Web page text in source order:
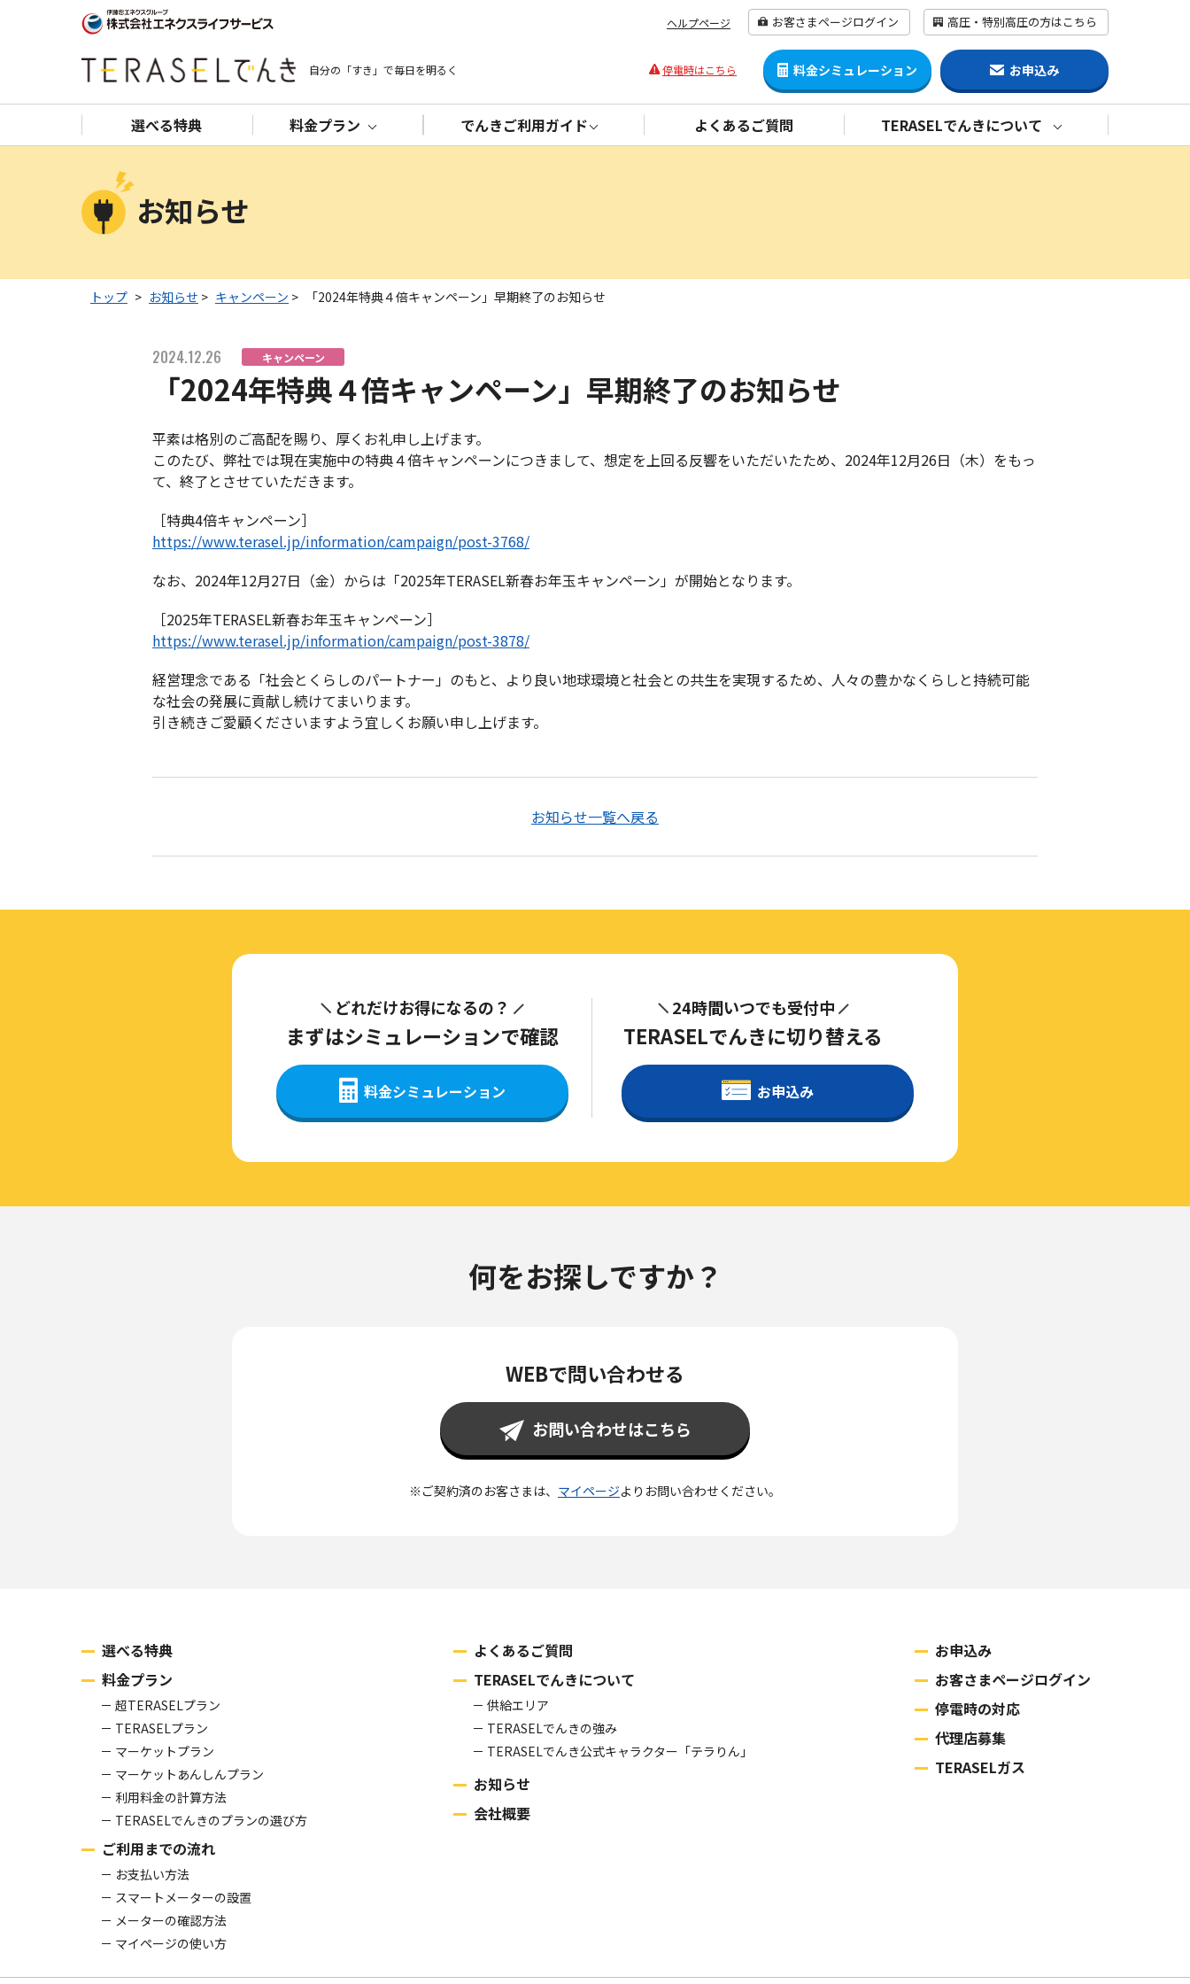
ヘルプページ お客さまページログイン 高圧・特別高圧の方はこちら
自分の「すき」で毎日を明るく 停電時はこちら 料金シミュレーション お申込み
選べる特典 料金プラン でんきご利用ガイド よくあるご質問 TERASELでんきについて
お知らせ
トップ > お知らせ > キャンペーン > 「2024年特典４倍キャンペーン」早期終了のお知らせ
2024.12.26 キャンペーン
「2024年特典４倍キャンペーン」早期終了のお知らせ
平素は格別のご高配を賜り、厚くお礼申し上げます。
このたび、弊社では現在実施中の特典４倍キャンペーンにつきまして、想定を上回る反響をいただいたため、2024年12月26日（木）をもっ
て、終了とさせていただきます。
［特典4倍キャンペーン］
https://www.terasel.jp/information/campaign/post-3768/
なお、2024年12月27日（金）からは「2025年TERASEL新春お年玉キャンペーン」が開始となります。
［2025年TERASEL新春お年玉キャンペーン］
https://www.terasel.jp/information/campaign/post-3878/
経営理念である「社会とくらしのパートナー」のもと、より良い地球環境と社会との共生を実現するため、人々の豊かなくらしと持続可能
な社会の発展に貢献し続けてまいります。
引き続きご愛顧くださいますよう宜しくお願い申し上げます。
お知らせ一覧へ戻る
どれだけお得になるの？
まずはシミュレーションで確認
料金シミュレーション
24時間いつでも受付中
TERASELでんきに切り替える
お申込み
何をお探しですか？
WEBで問い合わせる
お問い合わせはこちら
※ご契約済のお客さまは、 マイページより お問い合わせください。
選べる特典
料金プラン
超TERASELプラン
TERASELプラン
マーケットプラン
マーケットあんしんプラン
利用料金の計算方法
TERASELでんきのプランの選び方
ご利用までの流れ
お支払い方法
スマートメーターの設置
メーターの確認方法
マイページの使い方
よくあるご質問
TERASELでんきについて
供給エリア
TERASELでんきの強み
TERASELでんき公式キャラクター「テラりん」
お知らせ
会社概要
お申込み
お客さまページログイン
停電時の対応
代理店募集
TERASELガス